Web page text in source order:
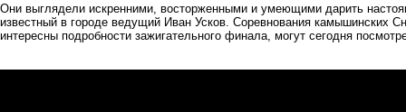
Они выглядели искренними, восторженными и умеющими дарить
известный в городе ведущий Иван Усков. Соревнования камышинских
интересны подробности зажигательного финала, могут сегодня